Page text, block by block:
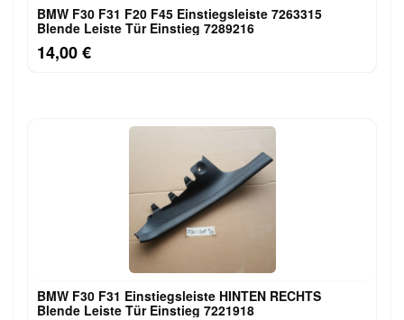
BMW F30 F31 F20 F45 Einstiegsleiste 7263315
Blende Leiste Tür Einstieg 7289216
14,00 €
BMW F30 F31 Einstiegsleiste HINTEN RECHTS
Blende Leiste Tür Einstieg 7221918